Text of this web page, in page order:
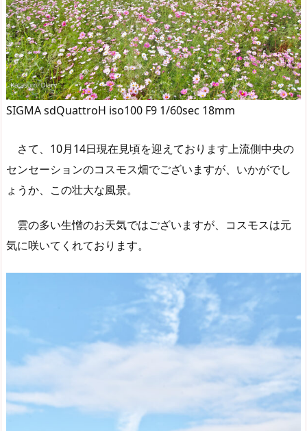
SIGMA sdQuattroH iso100 F9 1/60sec 18mm
さて、10月14日現在見頃を迎えております上流側中央の
センセーションのコスモス畑でございますが、いかがでし
ょうか、この壮大な風景。
雲の多い生憎のお天気ではございますが、コスモスは元
気に咲いてくれております。